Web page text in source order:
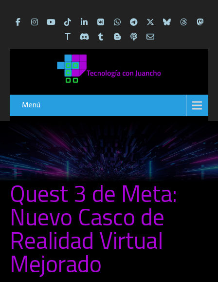
Menú
Quest 3 de Meta:
Nuevo Casco de
Realidad Virtual
Mejorado